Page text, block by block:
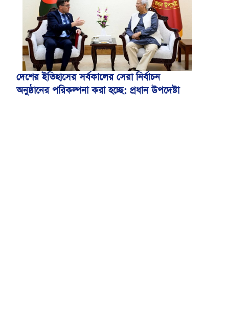
দেশের ইতিহাসের সর্বকালের সেরা নির্বাচন
অনুষ্ঠানের পরিকল্পনা করা হচ্ছে: প্রধান উপদেষ্টা